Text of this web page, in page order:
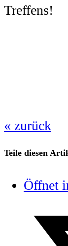
Treffens!
« zurück
Teile diesen
Öffnet